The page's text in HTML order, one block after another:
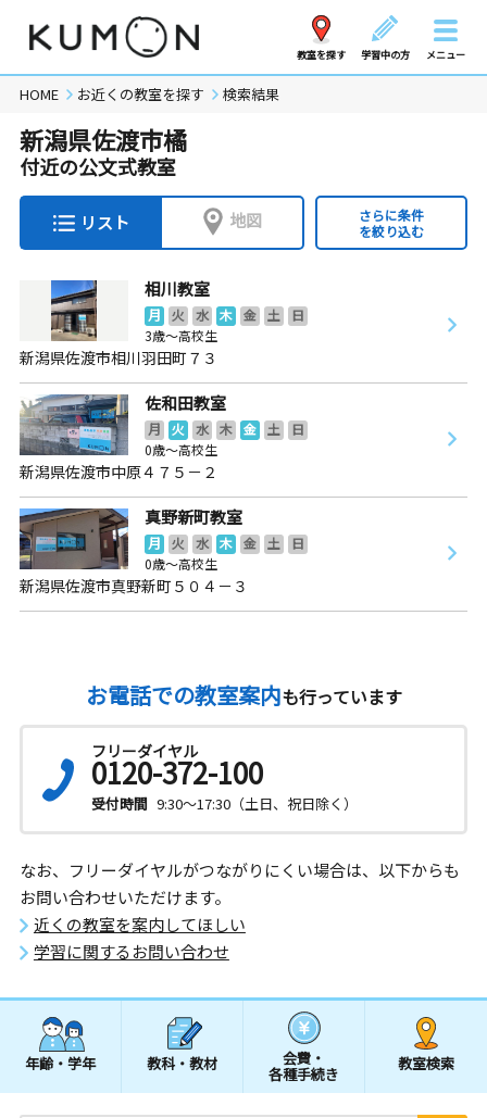
教室を探す 学習中の方 メニュー
HOME お近くの教室を探す 検索結果
新潟県佐渡市橘
付近の公文式教室
リスト 地図
さらに条件
を絞り込む
相川教室
月 火 水 木 金 土
日
3歳～高校生
新潟県佐渡市相川羽田町７３
佐和田教室
月 火 水 木 金 土
日
0歳～高校生
新潟県佐渡市中原４７５－２
真野新町教室
月 火 水 木 金 土
日
0歳～高校生
新潟県佐渡市真野新町５０４－３
お電話での教室案内も行っています
フリーダイヤル
0120-372-100
受付時間 9:30～17:30（土日、祝日除く）
なお、フリーダイヤルがつながりにくい場合は、以下からも
お問い合わせいただけます。
近くの教室を案内してほしい
学習に関するお問い合わせ
年齢・学年 教科・教材 会費・
各種手続き
教室検索